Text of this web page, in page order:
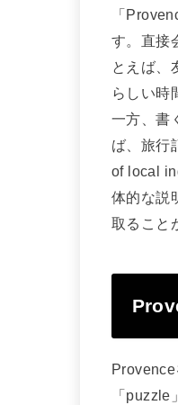
「
す。直接
とえば、
らしい時
一方、書
ば、旅行
of local
体的な説
取ること
Provence
「